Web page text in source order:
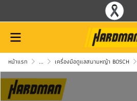
หน้าแรก ... เครื่องมือดูแลสนามหญ้า BOSCH